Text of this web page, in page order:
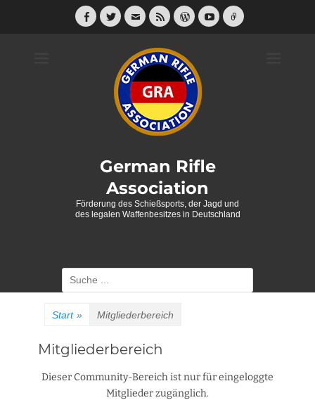
Facebook
Twitter
E-
Feed WordPress
YouTube
Link
German Rifle
Association
Förderung des Schießsports, der Jagd und
des legalen Waffenbesitzes in Deutschland
Suche
nach:
Start » Mitgliederbereich
Mitgliederbereich
Dieser Community-Bereich ist nur für eingeloggte
Mitglieder zugänglich.